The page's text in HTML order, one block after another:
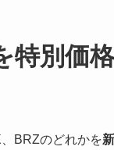
特別価
BRZのどれかを